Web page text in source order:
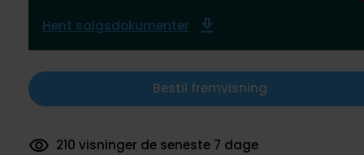
Hent salgsdokumenter
Bestil fremvisning
66 dokumenter downloadet